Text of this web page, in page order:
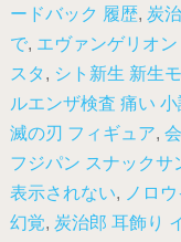
ードバック 履歴, 炭
で, エヴァンゲリオ
スタ , シト新生 新生
ルエンザ検査 痛い 小
滅の刃 フィギュア,
フジパン スナックサ
表示されない, ノロ
幻覚, 炭治郎 耳飾り